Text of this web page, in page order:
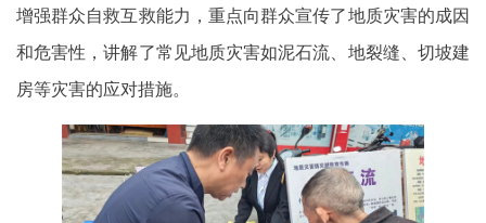
增强群众自救互救能力，重点向群众宣传了地质灾害的成因
和危害性，讲解了常见地质灾害如泥石流、地裂缝、切坡建
房等灾害的应对措施。